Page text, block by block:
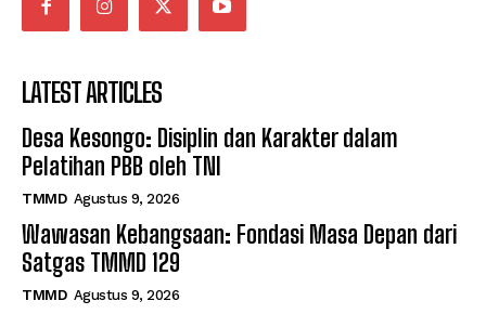
LATEST ARTICLES
Desa Kesongo: Disiplin dan Karakter dalam
Pelatihan PBB oleh TNI
TMMD Agustus 9, 2026
Wawasan Kebangsaan: Fondasi Masa Depan dari
Satgas TMMD 129
TMMD Agustus 9, 2026